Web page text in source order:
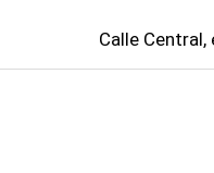
Calle Central,